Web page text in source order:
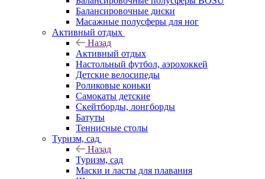
Балансировочные диски
Масажные полусферы для ног
Активный отдых
Назад
Активный отдых
Настольный футбол, аэрохоккей
Детские велосипеды
Роликовые коньки
Самокаты детские
Скейтборды, лонгборды
Батуты
Теннисные столы
Туризм, сад
Назад
Туризм, сад
Маски и ласты для плавания